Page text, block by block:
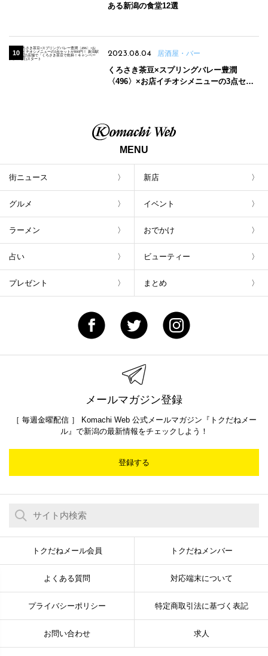
ある新潟の食堂12選
2023.08.04 居酒屋・バー
くろさき茶豆×スプリングバレー豊潤
〈496〉×お店イチオシメニューの3点セッ
MENU
街ニュース 新店
グルメ イベント
ラーメン おでかけ
占い ビューティー
プレゼント まとめ
メールマガジン登録
［ 毎週金曜配信 ］ Komachi Web 公式メールマガジン『トクだねメー
ル』で新潟の最新情報をチェックしよう！
登録する
トクだねメール会員 トクだねメンバー
よくある質問 対応端末について
プライバシーポリシー 特定商取引法に基づく表記
お問い合わせ 求人